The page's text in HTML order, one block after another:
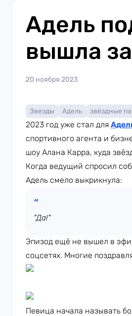
Адель
вышла
20 ноября 2023
Звезды Адель звёздные
2023 год уже стал для
спортивного агента и
шоу Алана Карра, куда
Когда ведущий спросил
Адель смело выкрикнула:
"Да!"
Эпизод ещё не вышел в
соцсетях. Многие
Певица начала называть